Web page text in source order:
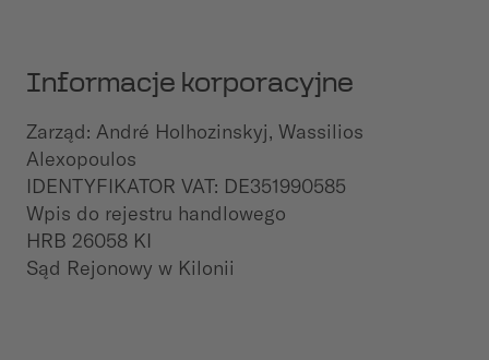
Informacje korporacyjne
Zarząd: André Holhozinskyj, Wassilios
Alexopoulos
IDENTYFIKATOR VAT: DE351990585
Wpis do rejestru handlowego
HRB 26058 KI
Sąd Rejonowy w Kilonii